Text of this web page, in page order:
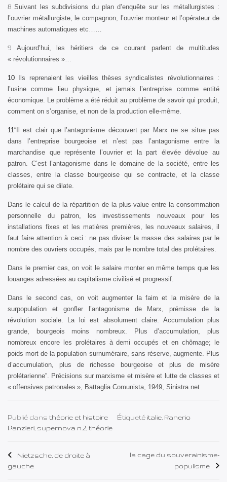
8 Suivant les subdivisions du plan d’enquête sur les métallurgistes :
l’ouvrier métallurgiste, le compagnon, l’ouvrier monteur et l’opérateur de
machines automatiques etc……
9
Aujourd’hui, les héritiers de ce courant parlent de multitudes
« révolutionnaires »…
10 Ils reprenaient les vieilles thèses syndicalistes révolutionnaires :
l’usine comme lieu physique, et jamais l’entreprise comme entité
économique. Le problème a été réduit au problème de savoir qui produit,
comment on s’organise, et non de la production elle-même.
11“Il est clair que l’antagonisme découvert par Marx ne se situe pas
dans l’entreprise bourgeoise et n’est pas l’antagonisme entre la
marchandise que représente l’ouvrier et la part élevée dévolue au
patron. C’est l’antagonisme dans le domaine de la société, entre les
classes, entre la classe bourgeoise qui se contracte, et la classe
prolétaire qui se dilate.
Dans le calcul de la répartition de la plus-value entre la consommation
personnelle du patron, les investissements nouveaux pour les
installations fixes et les matières premières, les nouveaux salaires, il
faut faire attention à ceci : ne pas diviser la masse des salaires par le
nombre des ouvriers occupés, mais par le nombre total des prolétaires.
Dans le premier cas, on voit le salaire monter en même temps que les
louanges adressées au capitalisme civilisé et progressif.
Dans le second cas, on voit augmenter la faim et la misère de la
surpopulation et gonfler l’antagonisme de Marx, prémisse de la
révolution sociale. La loi est absolument claire. Accumulation plus
grande, bourgeois moins nombreux. Plus d’accumulation, plus
nombreux encore les prolétaires à demi occupés et en chômage; le
poids mort de la population surnuméraire, sans réserve, augmente. Plus
d’accumulation, plus de richesse bourgeoise et plus de misère
prolétarienne”. Précisions sur marxisme et misère et lutte de classes et
« offensives patronales », Battaglia Comunista, 1949, Sinistra.net
Publié dans théorie et histoire Étiqueté italie Ranerio
Panzieri supernova n.2 théorie
Navigation
de
Nietzsche, de droite à
gauche
la cage du souverainisme-
populisme